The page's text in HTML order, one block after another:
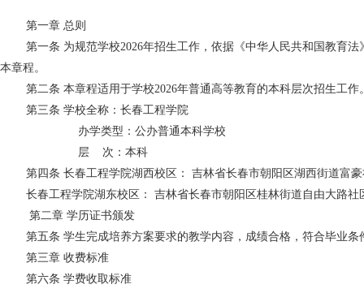
第一章 总则
第一条 为规范学校2026年招生工作，依据《中华人民共和国教育法
本章程。
第二条 本章程适用于学校2026年普通高等教育的本科层次招生工作
第三条 学校全称：长春工程学院
办学类型：公办普通本科学校
层
次：本科
第四条 长春工程学院湖西校区 ：
吉林省长春市朝阳区湖西街道富
长春工程学院湖东校区 ：
吉林省长春市朝阳区桂林街道自由大路社
第二章 学历证书颁发
第五条 学生完成培养方案要求的教学内容，成绩合格，符合毕业
第三章 收费标准
第六条 学费收取标准